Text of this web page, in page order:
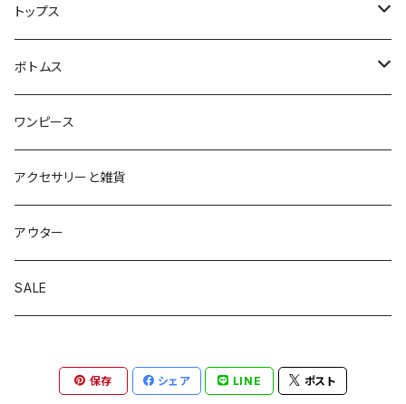
トップス
ブラウス
カットソー
ニット
ボトムス
パンツ
スカート
ワンピース
アクセサリーと雑貨
アウター
SALE
保存 シェア LINE ポスト